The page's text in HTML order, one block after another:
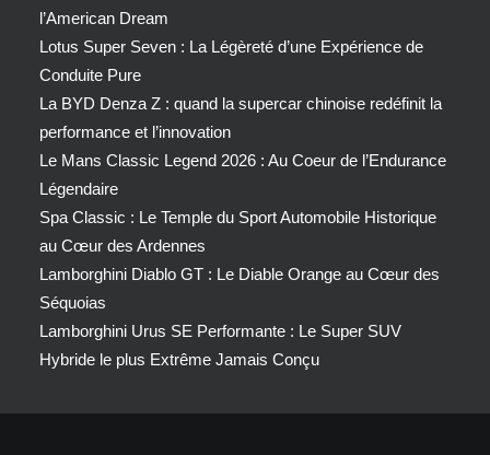
l’American Dream
Lotus Super Seven : La Légèreté d’une Expérience de
Conduite Pure
La BYD Denza Z : quand la supercar chinoise redéfinit la
performance et l’innovation
Le Mans Classic Legend 2026 : Au Coeur de l’Endurance
Légendaire
Spa Classic : Le Temple du Sport Automobile Historique
au Cœur des Ardennes
Lamborghini Diablo GT : Le Diable Orange au Cœur des
Séquoias
Lamborghini Urus SE Performante : Le Super SUV
Hybride le plus Extrême Jamais Conçu